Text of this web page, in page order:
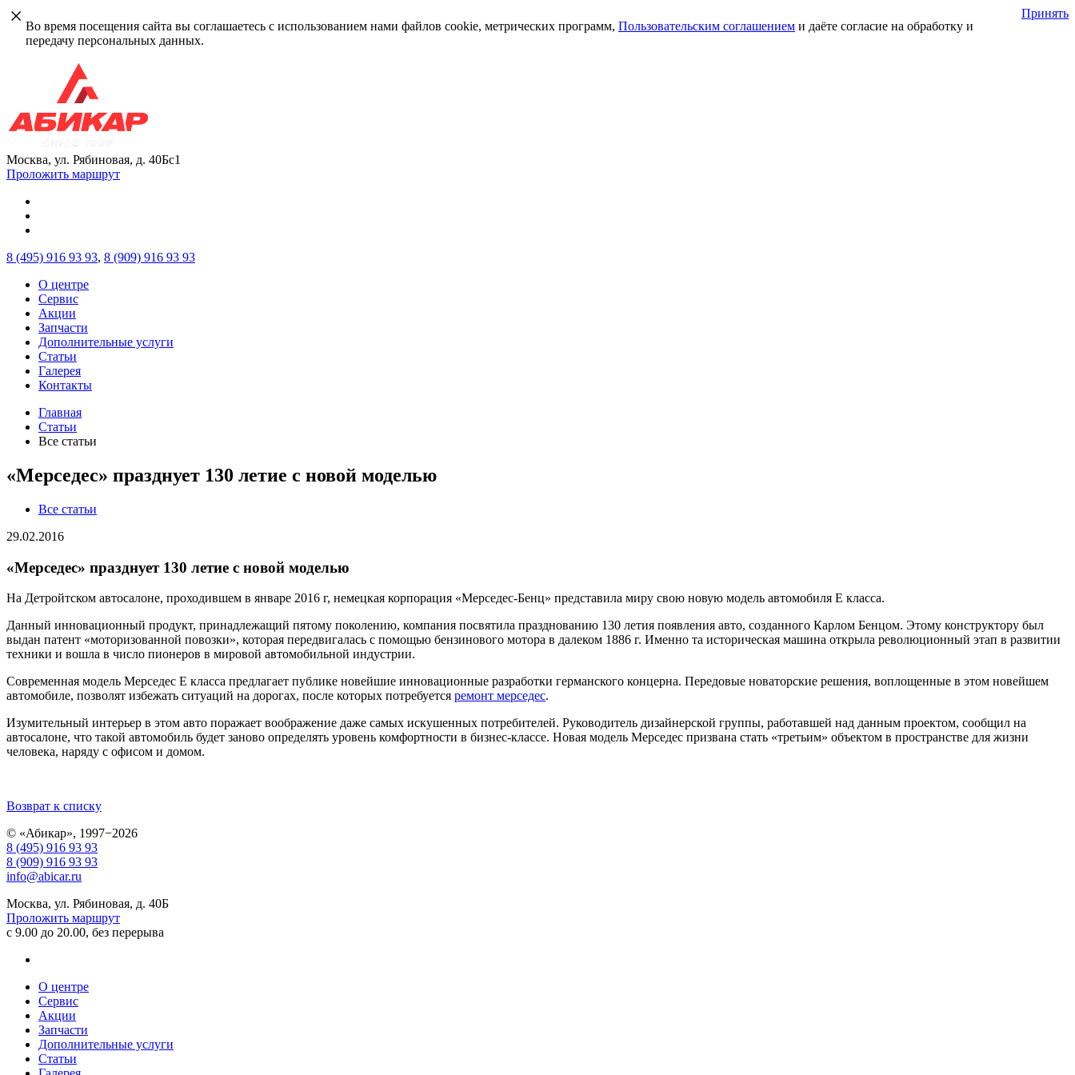
Во время посещения сайта вы соглашаетесь с использованием нами файлов cookie, метрических программ, Пользовательским соглашением и даёте согласие на обработку и
передачу персональных данных.
Принять
Москва, ул. Рябиновая, д. 40Бс1
Проложить маршрут
8 (495) 916 93 93, 8 (909) 916 93 93
О центре
Сервис
Акции
Запчасти
Дополнительные услуги
Статьи
Галерея
Контакты
Главная
Статьи
Все статьи
«Мерседес» празднует 130 летие с новой моделью
Все статьи
29.02.2016
«Мерседес» празднует 130 летие с новой моделью
На Детройтском автосалоне, проходившем в январе 2016 г, немецкая корпорация «Мерседес-Бенц» представила миру свою новую модель автомобиля E класса.
Данный инновационный продукт, принадлежащий пятому поколению, компания посвятила празднованию 130 летия появления авто, созданного Карлом Бенцом. Этому конструктору был
выдан патент «моторизованной повозки», которая передвигалась с помощью бензинового мотора в далеком 1886 г. Именно та историческая машина открыла революционный этап в развитии
техники и вошла в число пионеров в мировой автомобильной индустрии.
Современная модель Мерседес E класса предлагает публике новейшие инновационные разработки германского концерна. Передовые новаторские решения, воплощенные в этом новейшем
автомобиле, позволят избежать ситуаций на дорогах, после которых потребуется ремонт мерседес.
Изумительный интерьер в этом авто поражает воображение даже самых искушенных потребителей. Руководитель дизайнерской группы, работавшей над данным проектом, сообщил на
автосалоне, что такой автомобиль будет заново определять уровень комфортности в бизнес-классе. Новая модель Мерседес призвана стать «третьим» объектом в пространстве для жизни
человека, наряду с офисом и домом.
Возврат к списку
© «Абикар», 1997−2026
8 (495) 916 93 93
8 (909) 916 93 93
info@abicar.ru
Москва, ул. Рябиновая, д. 40Б
Проложить маршрут
с 9.00 до 20.00, без перерыва
О центре
Сервис
Акции
Запчасти
Дополнительные услуги
Статьи